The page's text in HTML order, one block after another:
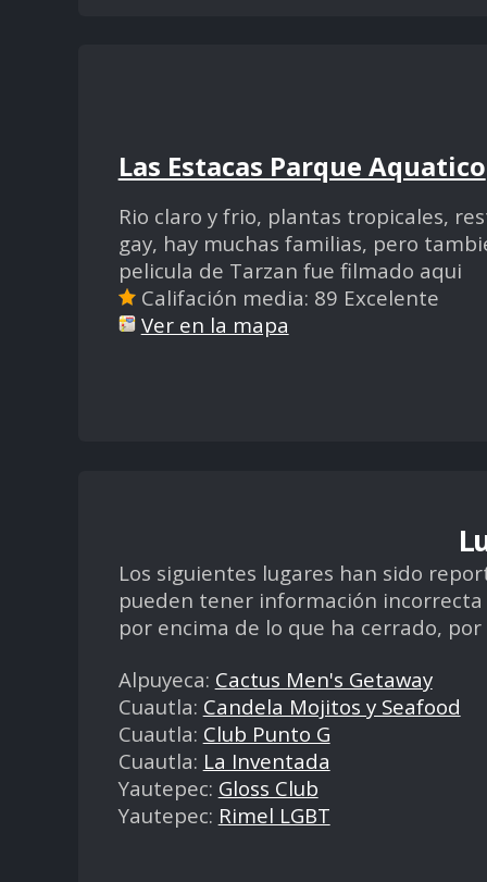
Las Estacas Parque Aquatico
Rio claro y frio, plantas tropicales,
gay, hay muchas familias, pero
pelicula de Tarzan fue filmado aqui
Califación media: 89 Excelente
Ver en la mapa
Los siguientes lugares han sido
pueden tener información
por encima de lo que ha cerrado,
Alpuyeca: Cactus Men's Getaway
Cuautla: Candela Mojitos y Seafood
Cuautla: Club Punto G
Cuautla: La Inventada
Yautepec: Gloss Club
Yautepec: Rimel LGBT